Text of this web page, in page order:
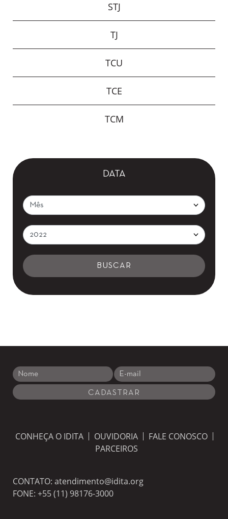
STJ
TJ
TCU
TCE
TCM
DATA
CONHEÇA O IDITA OUVIDORIA
FALE CONOSCO
PARCEIROS
CONTATO: atendimento@idita.org
FONE: +55 (11) 98176-3000